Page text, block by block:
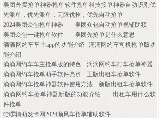
美团外卖抢单神器抢单软件抢单科技接单神器自动识别优
先派单，优先派单，无限优推，优先自动抢单
2024美团众包抢单神器
美团众包自动抢单视辅助频
美团众包一键抢单软件
美团先抢单是什么意思
滴滴网约车车主app的功能介绍
滴滴网约车司机抢单版功
能介绍
滴滴网约车车主抢单版的特色
滴滴网约车打车抢单神器
滴滴网约车抢单助手软件亮点
正版出租车抢单软件
滴滴网约车抢单神器软件使用方法
新版出租车抢单软件
滴滴网约车抢单神器新版的功能介绍
出租车用什么软
件抢单
哈啰辅助发卡网2024顺风车抢单辅助软件